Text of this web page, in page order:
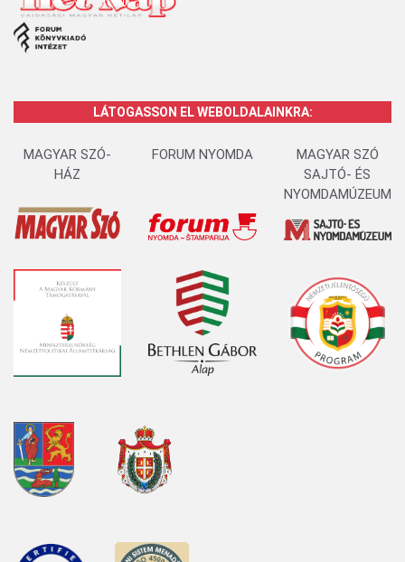
LÁTOGASSON EL WEBOLDALAINKRA:
MAGYAR SZÓ-
HÁZ
FORUM NYOMDA
MAGYAR SZÓ
SAJTÓ- ÉS
NYOMDAMÚZEUM